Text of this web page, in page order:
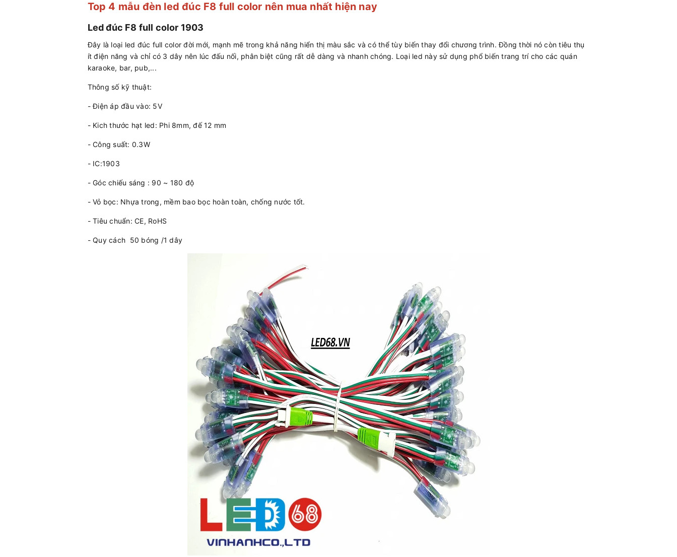
Top 4 mẫu đèn led đúc F8 full color nên mua nhất hiện nay
Led đúc F8 full color 1903
Đây là loại led đúc full color đời mới, mạnh mẽ trong khả năng hiển thị màu sắc và có thể tùy biến thay đổi chương trình. Đồng thời nó còn tiêu thụ
ít điện năng và chỉ có 3 dây nên lúc đấu nối, phân biệt cũng rất dễ dàng và nhanh chóng. Loại led này sử dụng phổ biến trang trí cho các quán
karaoke, bar, pub,...
Thông số kỹ thuật:
- Điện áp đầu vào: 5V
- Kich thước hạt led: Phi 8mm, đế 12 mm
- Công suất: 0.3W
- IC:1903
- Góc chiếu sáng : 90 ~ 180 độ
- Vỏ bọc: Nhựa trong, mềm bao bọc hoàn toàn, chống nước tốt.
- Tiêu chuẩn: CE, RoHS
- Quy cách 50 bóng /1 dây